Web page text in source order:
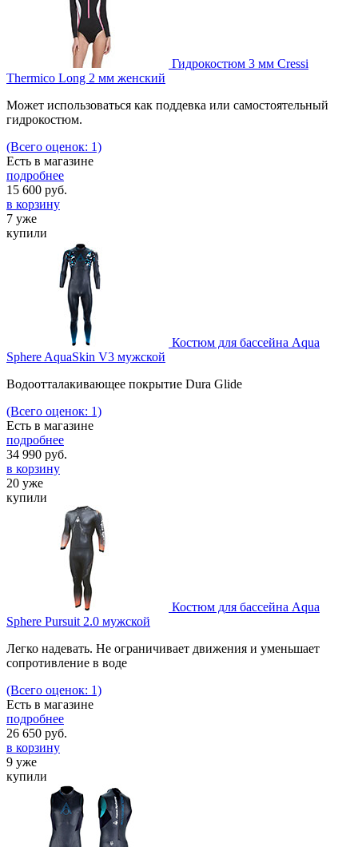
Гидрокостюм 3 мм Cressi
Thermico Long 2 мм женский
Может использоваться как поддевка или самостоятельный
гидрокостюм.
(Всего оценок: 1)
Есть в магазине
подробнее
15 600 руб.
в корзину
7 уже
купили
Костюм для бассейна Aqua
Sphere AquaSkin V3 мужской
Водоотталакивающее покрытие Dura Glide
(Всего оценок: 1)
Есть в магазине
подробнее
34 990 руб.
в корзину
20 уже
купили
Костюм для бассейна Aqua
Sphere Pursuit 2.0 мужской
Легко надевать. Не ограничивает движения и уменьшает
сопротивление в воде
(Всего оценок: 1)
Есть в магазине
подробнее
26 650 руб.
в корзину
9 уже
купили